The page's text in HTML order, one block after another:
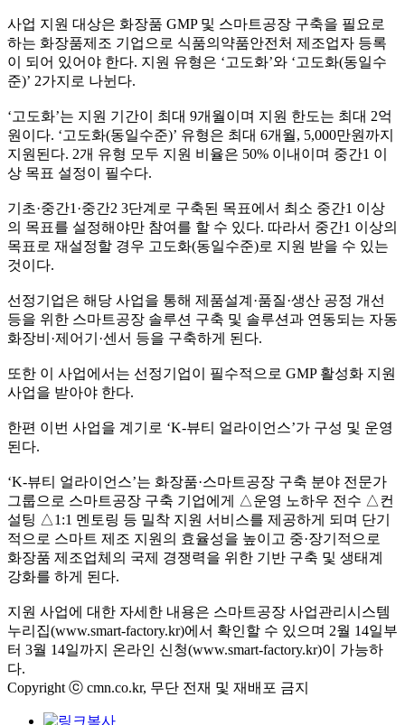
사업 지원 대상은 화장품 GMP 및 스마트공장 구축을 필요로
하는 화장품제조 기업으로 식품의약품안전처 제조업자 등록
이 되어 있어야 한다. 지원 유형은 ‘고도화’와 ‘고도화(동일수
준)’ 2가지로 나뉜다.
‘고도화’는 지원 기간이 최대 9개월이며 지원 한도는 최대 2억
원이다. ‘고도화(동일수준)’ 유형은 최대 6개월, 5,000만원까지
지원된다. 2개 유형 모두 지원 비율은 50% 이내이며 중간1 이
상 목표 설정이 필수다.
기초·중간1·중간2 3단계로 구축된 목표에서 최소 중간1 이상
의 목표를 설정해야만 참여를 할 수 있다. 따라서 중간1 이상의
목표로 재설정할 경우 고도화(동일수준)로 지원 받을 수 있는
것이다.
선정기업은 해당 사업을 통해 제품설계·품질·생산 공정 개선
등을 위한 스마트공장 솔루션 구축 및 솔루션과 연동되는 자동
화장비·제어기·센서 등을 구축하게 된다.
또한 이 사업에서는 선정기업이 필수적으로 GMP 활성화 지원
사업을 받아야 한다.
한편 이번 사업을 계기로 ‘K-뷰티 얼라이언스’가 구성 및 운영
된다.
‘K-뷰티 얼라이언스’는 화장품·스마트공장 구축 분야 전문가
그룹으로 스마트공장 구축 기업에게 △운영 노하우 전수 △컨
설팅 △1:1 멘토링 등 밀착 지원 서비스를 제공하게 되며 단기
적으로 스마트 제조 지원의 효율성을 높이고 중·장기적으로
화장품 제조업체의 국제 경쟁력을 위한 기반 구축 및 생태계
강화를 하게 된다.
지원 사업에 대한 자세한 내용은 스마트공장 사업관리시스템
누리집(www.smart-factory.kr)에서 확인할 수 있으며 2월 14일부
터 3월 14일까지 온라인 신청(www.smart-factory.kr)이 가능하
다.
Copyright ⓒ cmn.co.kr, 무단 전재 및 재배포 금지